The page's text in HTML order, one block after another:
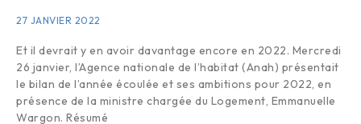
27 JANVIER 2022
Et il devrait y en avoir davantage encore en 2022. Mercredi
26 janvier, l’Agence nationale de l’habitat (Anah) présentait
le bilan de l’année écoulée et ses ambitions pour 2022, en
présence de la ministre chargée du Logement, Emmanuelle
Wargon. Résumé